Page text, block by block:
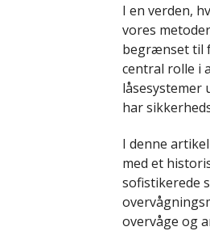
I en verden,
vores
begrænset til
central rolle i
låsesystemer
har
I denne
med et
sofistikerede
overvåge og